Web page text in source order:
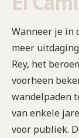
Wanneer je in
meer
Rey, het
voorheen
wandelpaden
van enkele
voor publiek.